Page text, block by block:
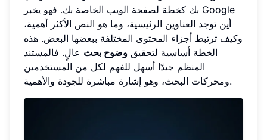
بك كخطة لصفحة الويب الخاصة بك. فهو يخبر Google
أين توجد العناوين الرئيسية، وما هو النص الأكثر أهمية،
وكيف ترتبط أجزاء المحتوى المختلفة ببعضها البعض. هذه
الخطة أساسية لتحقيق وضوح بحث عالٍ. فالمستند
المنظم جيدًا أسهل للفهم لكل من المستخدمين
ومحركات البحث، وهو إشارة مباشرة للجودة والأهمية.